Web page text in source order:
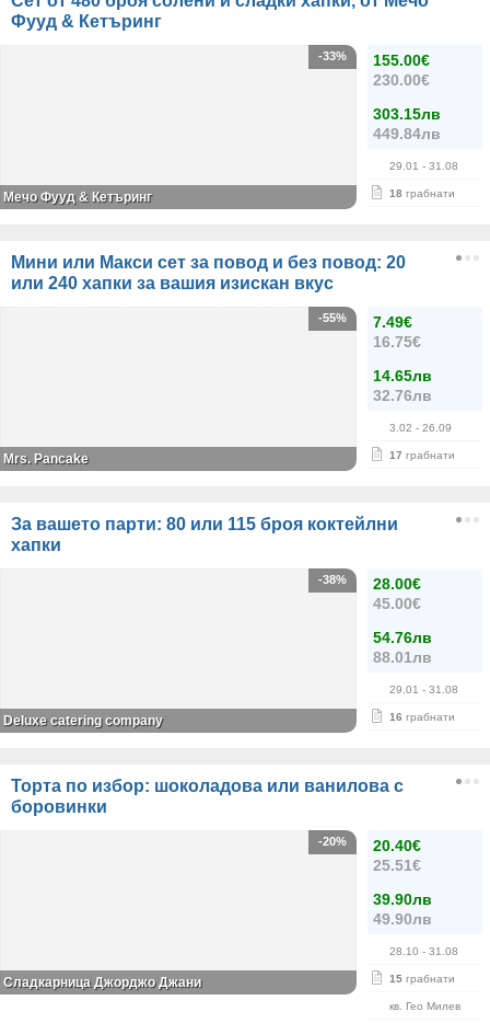
Фууд & Кетъринг
155.00€
230.00€
303.15лв
449.84лв
29.01 - 31.08
18 грабнати
-33%
Мечо Фууд & Кетъринг
Мини или Макси сет за повод и без повод: 20
или 240 хапки за вашия изискан вкус
7.49€
16.75€
14.65лв
32.76лв
3.02 - 26.09
17 грабнати
-55%
Mrs. Pancake
За вашето парти: 80 или 115 броя коктейлни
хапки
28.00€
45.00€
54.76лв
88.01лв
29.01 - 31.08
16 грабнати
-38%
Deluxe catering company
Торта по избор: шоколадова или ванилова с
боровинки
20.40€
25.51€
39.90лв
49.90лв
28.10 - 31.08
15 грабнати
кв. Гео Милев
-20%
Сладкарница Джорджо Джани